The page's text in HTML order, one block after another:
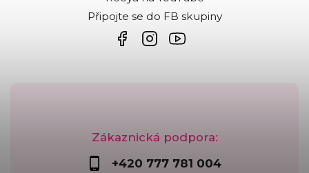
Zákaznická podpora:
+420 777 781 004
Připojte se do FB skupiny